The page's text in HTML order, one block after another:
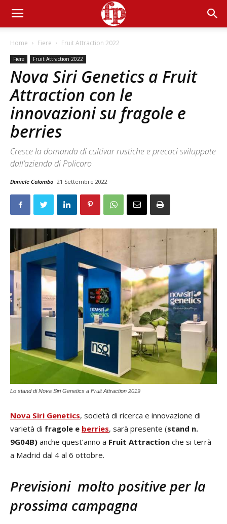
Home Fiere Fruit Attraction 2022
Fiere Fruit Attraction 2022
Nova Siri Genetics a Fruit
Attraction con le
innovazioni su fragole e
berries
Cresce la domanda di cultivar rustiche e precoci sviluppate
dall’azienda di Policoro
Daniele Colombo 21 Settembre 2022
Lo stand di Nova Siri Genetics a Fruit Attraction 2019
Nova Siri Genetics, società di ricerca e innovazione di
varietà di fragole e berries, sarà presente (stand n.
9G04B) anche quest’anno a Fruit Attraction che si terrà
a Madrid dal 4 al 6 ottobre.
Previsioni molto positive per la
prossima campagna